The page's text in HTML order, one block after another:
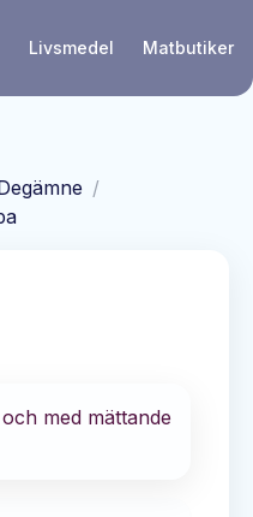
Livsmedel Matbutiker
/
med mättande